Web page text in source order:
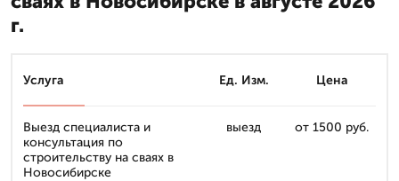
г.
Услуга Ед. Изм. Цена
Выезд специалиста и
консультация по
строительству на сваях в
Новосибирске
выезд от 1500 руб.